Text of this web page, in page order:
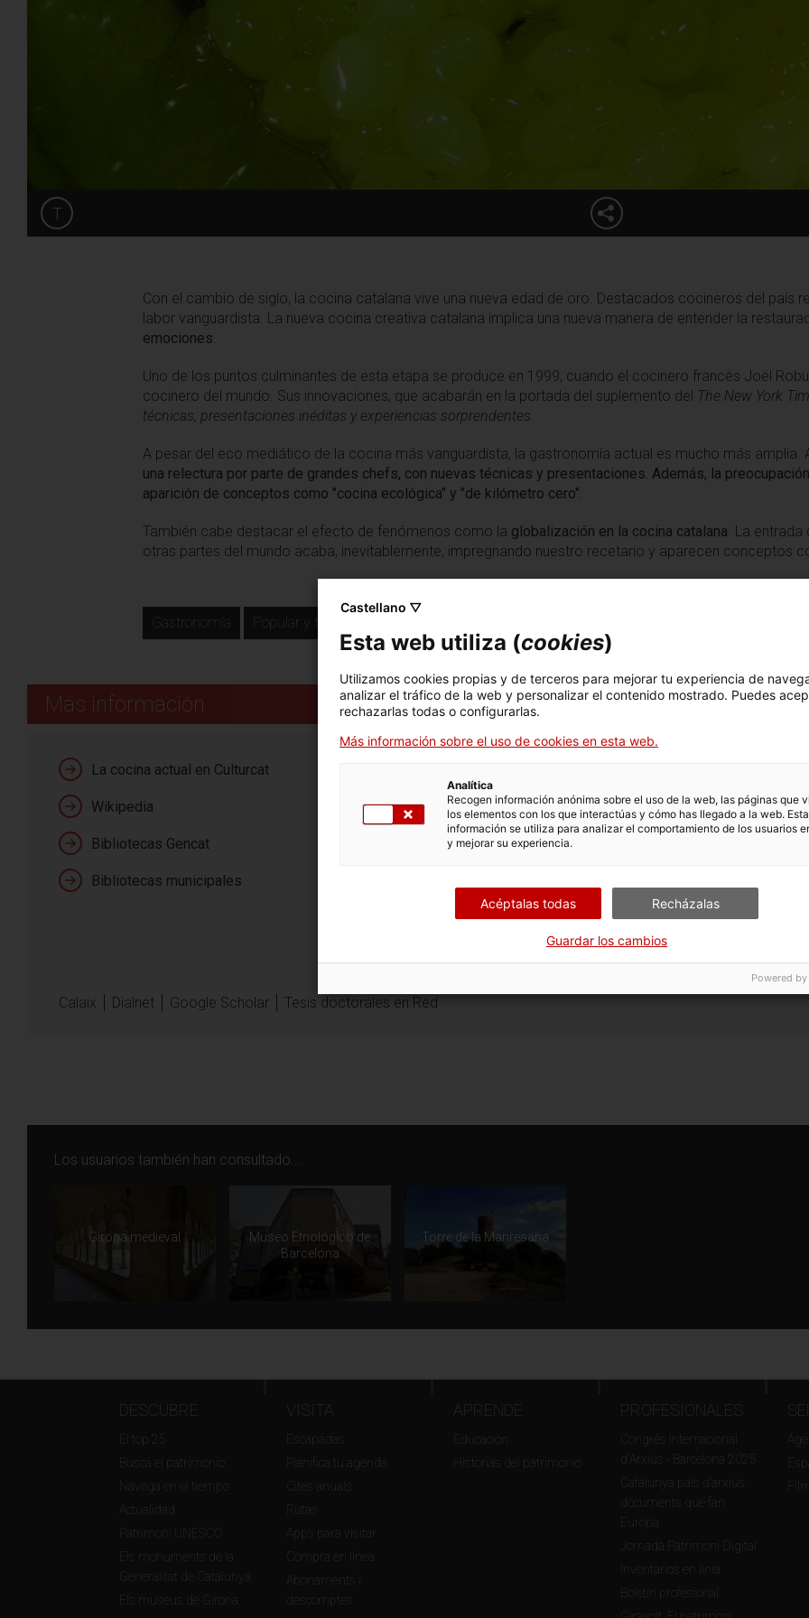
T
Con el cambio de siglo, la cocina catalana vive una nueva edad de oro. Destacados cocineros del país
labor vanguardista. La nueva cocina creativa catalana implica una nueva manera de entender la
emociones
Uno de los puntos culminantes de esta etapa se produce en 1999, cuando el cocinero francés Joël
cocinero del mundo. Sus innovaciones, que acabarán en la portada del suplemento del The New York
técnicas, presentaciones inéditas y experiencias sorprendentes.
A pesar del eco mediático de la cocina más vanguardista, la gastronomía actual es mucho más amplia.
una relectura por parte de grandes chefs, con nuevas técnicas y presentaciones. Además, la
aparición de conceptos como "cocina ecológica" y "de kilómetro cero".
También cabe destacar el efecto de fenómenos como la globalización en la cocina catalana . La
otras partes del mundo acaba, inevitablemente, impregnando nuestro recetario y aparecen conceptos
Gastronomía Popular y tradicional
Más información
La cocina actual en Culturcat
Wikipedia
Bibliotecas Gencat
Bibliotecas municipales
Calaix Dialnet Google Scholar Tesis doctorales en Red
Los usuarios también han consultado...
Girona medieval
Museo Etnológico de
Barcelona
Torre de la Manresana
DESCUBRE
El top 25
Busca el patrimonio
Navega en el tiempo
Actualidad
Patrimoni UNESCO
Els monuments de la
Generalitat de Catalunya
Els museus de Girona
VISITA
Escapadas
Planifica tu agenda
Cites anuals
Rutas
Apps para visitar
Compra en línea
Abonaments i
descomptes
APRENDE
Educación
Historias del patrimonio
PROFESIONALES
Congrés Internacional
d'Arxius - Barcelona 2025
Catalunya país d’arxius,
documents que fan
Europa
Jornada Patrimoni Digital
Inventarios en línia
Boletín profesional
Castellano ▽
Esta web utiliza (cookies)
Utilizamos cookies propias y de terceros para mejorar tu experiencia de
analizar el tráfico de la web y personalizar el contenido mostrado. Puedes
rechazarlas todas o configurarlas.
Más información sobre el uso de cookies en esta web.
Analítica
Recogen información anónima sobre el uso de la web, las páginas que
los elementos con los que interactúas y cómo has llegado a la web. Esta
información se utiliza para analizar el comportamiento de los usuarios
y mejorar su experiencia.
Acéptalas todas Recházalas
Guardar los cambios
Powered by